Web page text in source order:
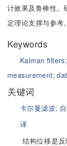
计效果及鲁棒性。
定理论支撑与参考
Keywords
Kalman filters;
measurement;
关键词
卡尔曼滤波;
译
结构位移是